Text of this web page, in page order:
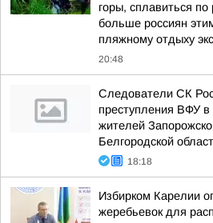
горы, сплавиться
больше россиян
пляжному отдыху
20:48
Следователи СК
преступления ВФУ
жителей
Белгородской
18:18
Избирком Карелии
жеребьевок для